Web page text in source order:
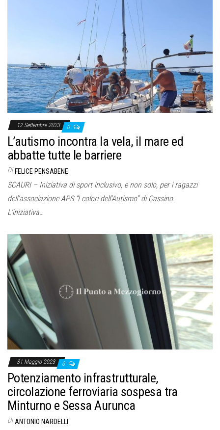
12 Settembre 2023 0
L’autismo incontra la vela, il mare ed
abbatte tutte le barriere
Di FELICE PENSABENE
SCAURI – Iniziativa di sport inclusivo, e non solo, per i ragazzi
dell’associazione APS “I colori dell’Autismo” di Cassino.
L’iniziativa…
31 Maggio 2023 0
Potenziamento infrastrutturale,
circolazione ferroviaria sospesa tra
Minturno e Sessa Aurunca
Di ANTONIO NARDELLI